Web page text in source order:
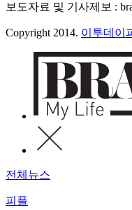
보도자료 및 기사제보 :
Copyright 2014. 이투데이
전체뉴스
피플